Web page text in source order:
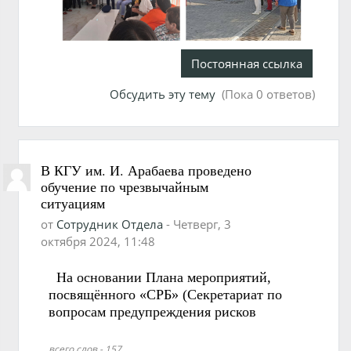
Воспроизвести
видео
Постоянная ссылка
Обсудить эту тему (Пока 0 ответов)
В КГУ им. И. Арабаева проведено
обучение по чрезвычайным
ситуациям
от Сотрудник Отдела - Четверг, 3
октября 2024, 11:48
На основании Плана мероприятий,
посвящённого «СРБ» (Секретариат по
вопросам предупреждения рисков
исследовательский центр при МЧС КР